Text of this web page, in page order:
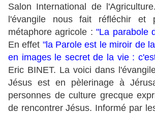
Salon International de
l'évangile nous fait réfléchir et
métaphore agricole :"La parabole
En effet "la Parole est le miroir de
en images le secret de la vie :
Eric BINET. La voici dans
Jésus est en pèlerinage à
personnes de culture grecque
de rencontrer Jésus. Informé par